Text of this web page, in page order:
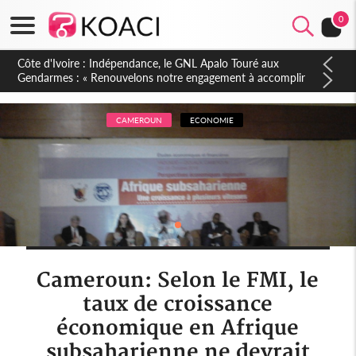
0
Côte d'Ivoire : Indépendance, le GNL Apalo Touré aux
Gendarmes : « Renouvelons notre engagement à accomplir
notre mission avec honneur, discipline, loyauté et
dévouement »
Rwanda
Sao Tomé
Sierra Leone
Soudan
Swaziland
Tanzanie
Togo
Zambie
Zimbabwe
CAMEROUN ECONOMIE
Cameroun: Selon le FMI, le
taux de croissance
économique en Afrique